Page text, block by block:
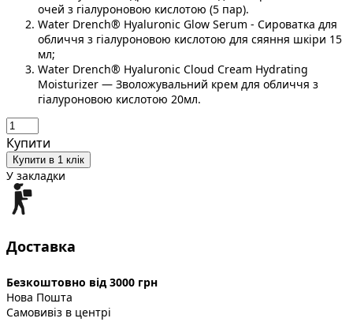
очей з гіалуроновою кислотою (5 пар).
Water Drench® Hyaluronic Glow Serum - Сироватка для
обличчя з гіалуроновою кислотою для сяяння шкіри 15
мл;
Water Drench® Hyaluronic Cloud Cream Hydrating
Moisturizer — Зволожувальний крем для обличчя з
гіалуроновою кислотою 20мл.
Купити
Купити в 1 клік
У закладки
Доставка
Безкоштовно від 3000 грн
Нова Пошта
Самовивіз в центрі